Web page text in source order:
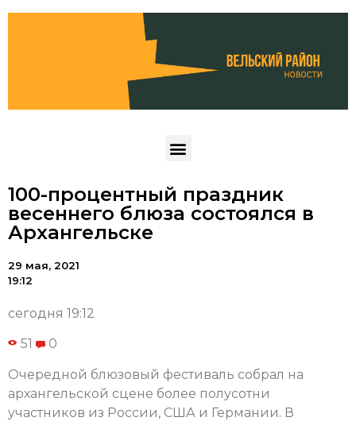
100-процентный праздник
весеннего блюза состоялся в
Архангельске
29 мая, 2021
19:12
сегодня 19:12
51 0
Очередной блюзовый фестиваль собрал на
архангельской сцене более полусотни
участников из России, США и Германии. В